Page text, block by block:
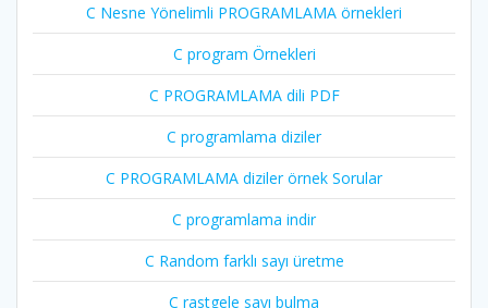
C Nesne Yönelimli PROGRAMLAMA örnekleri
C program Örnekleri
C PROGRAMLAMA dili PDF
C programlama diziler
C PROGRAMLAMA diziler örnek Sorular
C programlama indir
C Random farklı sayı üretme
C rastgele sayı bulma